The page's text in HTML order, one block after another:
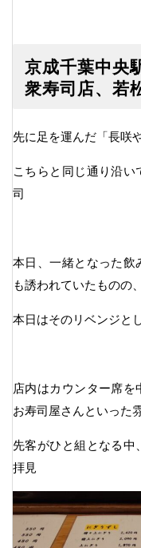
京成千葉中央
衆寿司店、若
先に足を運んだ「長咲
こちらと同じ通り沿
司
本日、一緒となった飲
も誘われていたものの
本日はそのリベンジと
店内はカウンター席
お寿司屋さんといった
先客がひと組となる中
拝見